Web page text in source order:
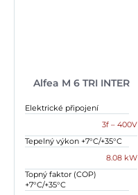
Alfea M 6 TRI INTER
Elektrické připojení
3f – 400V
Tepelný výkon +7°C/+35°C
8.08 kW
Topný faktor (COP)
+7°C/+35°C